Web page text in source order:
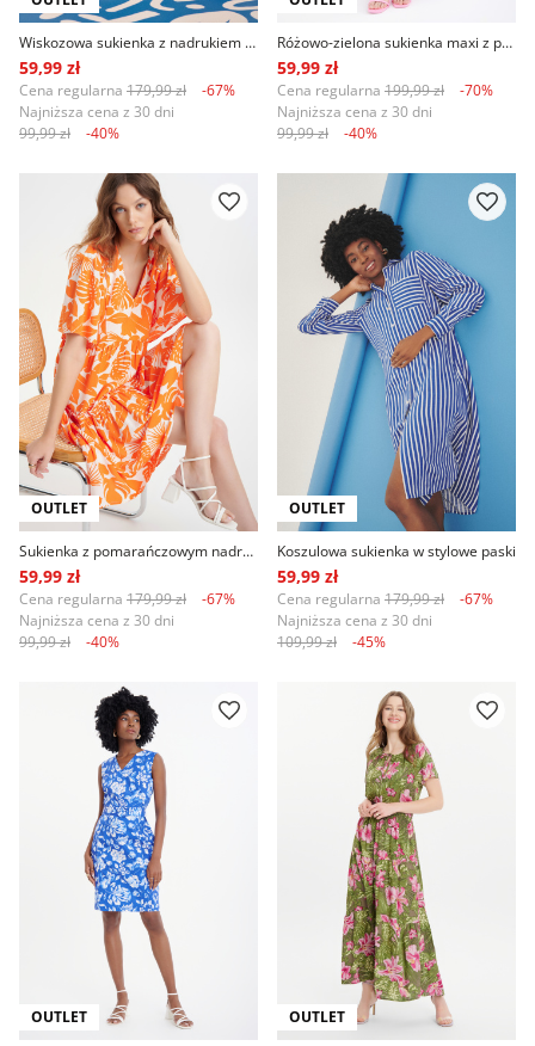
Wiskozowa sukienka z nadrukiem tropic kobalt
59,99 zł
Cena regularna 179,99 zł
-67%
Najniższa cena z 30 dni
99,99 zł
-40%
Różowo-zielona sukienka maxi z printem tropic
59,99 zł
Cena regularna 199,99 zł
-70%
Najniższa cena z 30 dni
99,99 zł
-40%
OUTLET
Sukienka z pomarańczowym nadrukiem tropic
59,99 zł
Cena regularna 179,99 zł
-67%
Najniższa cena z 30 dni
99,99 zł
-40%
OUTLET
Koszulowa sukienka w stylowe paski
59,99 zł
Cena regularna 179,99 zł
-67%
Najniższa cena z 30 dni
109,99 zł
-45%
OUTLET OUTLET